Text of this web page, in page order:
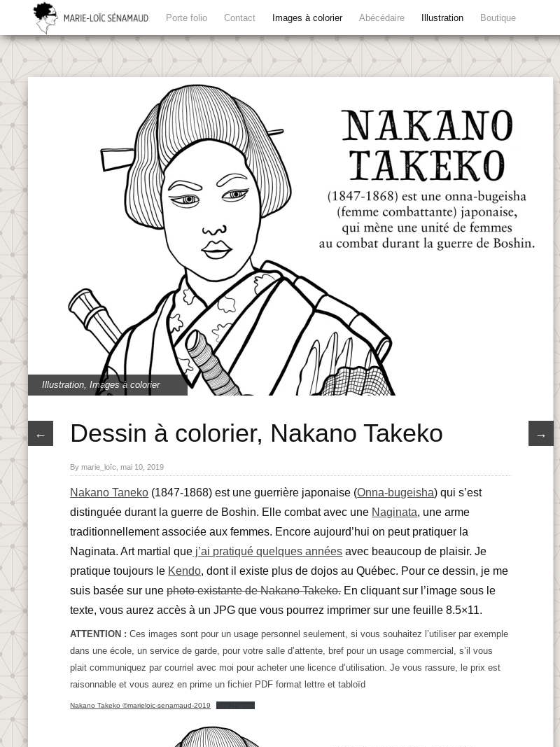
Porte folio Contact Images à colorier Abécédaire Illustration Boutique
Illustration,Images à colorier
← →
Dessin à colorier, Nakano Takeko
By marie_loïc, mai 10, 2019
Nakano Taneko (1847-1868) est une guerrière japonaise (Onna-bugeisha) qui s’est
distinguée durant la guerre de Boshin. Elle combat avec une Naginata, une arme
traditionnellement associée aux femmes. Encore aujourd’hui on peut pratiquer la
Naginata. Art martial que j’ai pratiqué quelques années avec beaucoup de plaisir. Je
pratique toujours le Kendo, dont il existe plus de dojos au Québec. Pour ce dessin, je me
suis basée sur unephoto existante de Nakano Takeko.En cliquant sur l’image sous le
texte, vous aurez accès à un JPG que vous pourrez imprimer sur une feuille 8.5×11.
ATTENTION : Ces images sont pour un usage personnel seulement, si vous souhaitez l’utiliser par exemple
dans une école, un service de garde, pour votre salle d’attente, bref pour un usage commercial, s’il vous
plait communiquez par courriel avec moi pour acheter une licence d’utilisation. Je vous rassure, le prix est
raisonnable et vous aurez en prime un fichier PDF format lettre et tabloïd
Nakano Takeko ©marieloic-senamaud-2019